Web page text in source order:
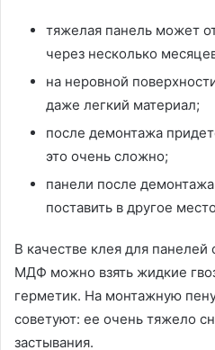
тяжелая панель может
через несколько
на неровной
даже легкий материал;
после демонтажа
это очень сложно;
панели после демонтажа
поставить в другое
В качестве клея для
МДФ можно взять жидкие
герметик. На монтажную
советуют: ее очень тяжело
застывания.